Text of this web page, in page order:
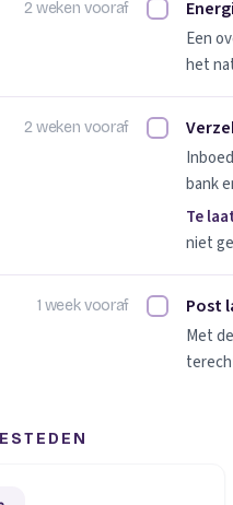
2 weken vooraf
Een
het
2 weken vooraf
bank
Te
niet
1 week vooraf PostPost
Met